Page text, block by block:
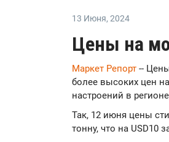
13 Июня, 2024
Цены на
Маркет Репорт --
более высоких цен
настроений в
Так, 12 июня цены
тонну, что на USD10